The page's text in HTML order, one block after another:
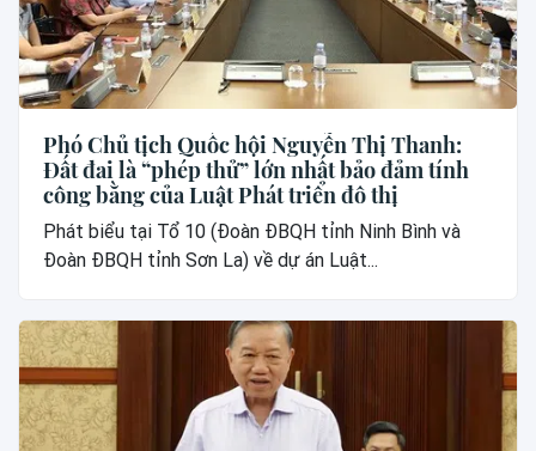
Phó Chủ tịch Quốc hội Nguyễn Thị Thanh:
Đất đai là “phép thử” lớn nhất bảo đảm tính
công bằng của Luật Phát triển đô thị
Phát biểu tại Tổ 10 (Đoàn ĐBQH tỉnh Ninh Bình và
Đoàn ĐBQH tỉnh Sơn La) về dự án Luật...